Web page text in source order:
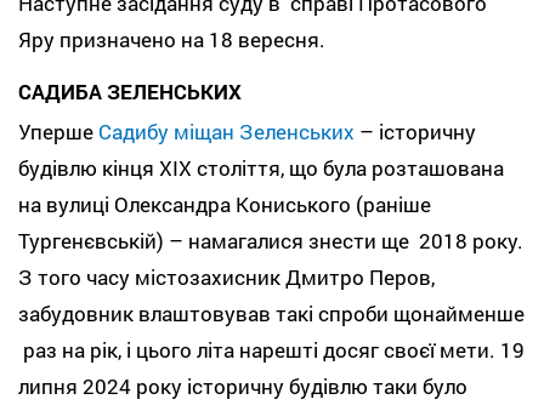
Яру призначено на 18 вересня.
САДИБА ЗЕЛЕНСЬКИХ
Уперше Садибу міщан Зеленських – історичну
будівлю кінця XIX століття, що була розташована
на вулиці Олександра Кониського (раніше
Тургенєвській) – намагалися знести ще 2018 року.
З того часу містозахисник Дмитро Перов,
забудовник влаштовував такі спроби щонайменше
раз на рік, і цього літа нарешті досяг своєї мети. 19
липня 2024 року історичну будівлю таки було